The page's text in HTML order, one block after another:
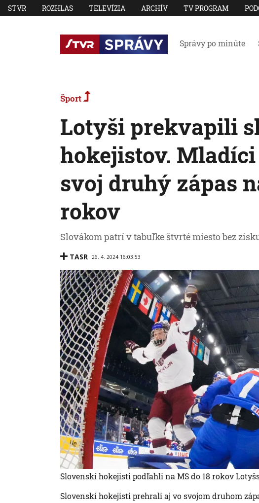
STVR ROZHLAS TELEVÍZIA ARCHÍV TV PROGRAM
Správy po minúte
Šport
Lotyši prekvapili
hokejistov.
svoj druhý zápas
rokov
Slovákom patrí v tabuľke štvrté miesto bez
TASR 26. 4. 2024 16:03:53
Slovenskí hokejisti podľahli na MS do 18 rokov
Slovenskí hokejisti prehrali aj vo svojom druhom